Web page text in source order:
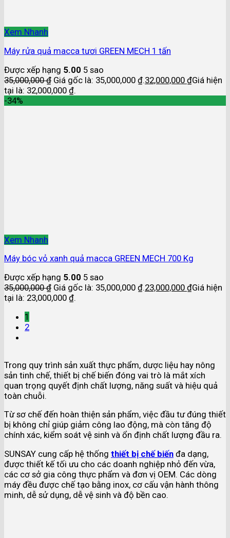
Xem Nhanh
Máy rửa quả macca tươi GREEN MECH 1 tấn
Được xếp hạng 5.00 5 sao
35,000,000₫ Giá gốc là: 35,000,000 ₫.32,000,000 ₫Giá hiện
tại là: 32,000,000 ₫.
-34%
Xem Nhanh
Máy bóc vỏ xanh quả macca GREEN MECH 700 Kg
Được xếp hạng 5.00 5 sao
35,000,000₫ Giá gốc là: 35,000,000 ₫.23,000,000 ₫Giá hiện
tại là: 23,000,000 ₫.
1
2
Trong quy trình sản xuất thực phẩm, dược liệu hay nông
sản tinh chế, thiết bị chế biến đóng vai trò là mắt xích
quan trọng quyết định chất lượng, năng suất và hiệu quả
toàn chuỗi.
Từ sơ chế đến hoàn thiện sản phẩm, việc đầu tư đúng thiết
bị không chỉ giúp giảm công lao động, mà còn tăng độ
chính xác, kiểm soát vệ sinh và ổn định chất lượng đầu ra.
SUNSAY cung cấp hệ thống thiết bị chế biến đa dạng,
được thiết kế tối ưu cho các doanh nghiệp nhỏ đến vừa,
các cơ sở gia công thực phẩm và đơn vị OEM. Các dòng
máy đều được chế tạo bằng inox, cơ cấu vận hành thông
minh, dễ sử dụng, dễ vệ sinh và độ bền cao.